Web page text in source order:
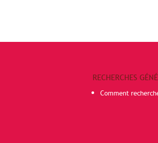
RECHERCHES
Comment